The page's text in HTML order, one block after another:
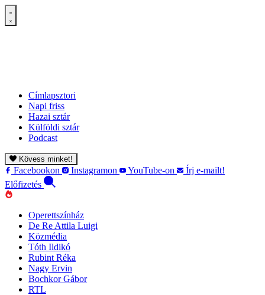
Címlapsztori
Napi friss
Hazai sztár
Külföldi sztár
Podcast
Kövess minket!
Facebookon Instagramon YouTube-on
Írj e-mailt!
Előfizetés
Operettszínház
De Re Attila Luigi
Közmédia
Tóth Ildikó
Rubint Réka
Nagy Ervin
Bochkor Gábor
RTL